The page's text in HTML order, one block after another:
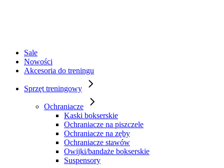
Sale
Nowości
Akcesoria do treningu
Sprzęt treningowy
Ochraniacze
Kaski bokserskie
Ochraniacze na piszczele
Ochraniacze na zęby
Ochraniacze stawów
Owijki/bandaże bokserskie
Suspensory